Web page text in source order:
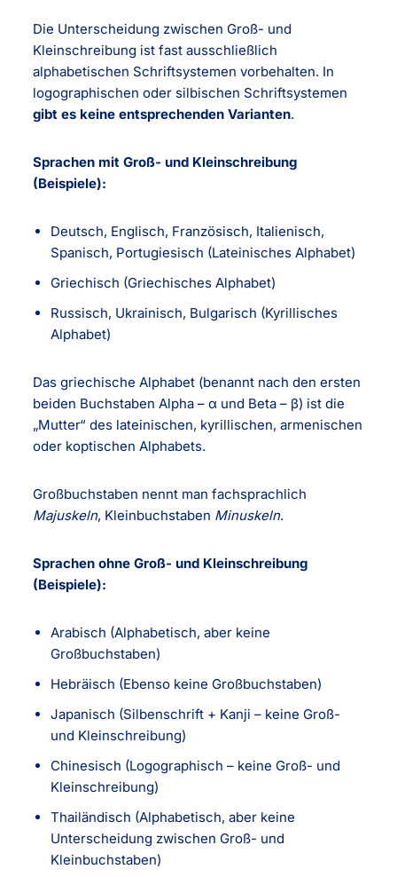
Die Unterscheidung zwischen Groß- und
Kleinschreibung ist fast ausschließlich
alphabetischen Schriftsystemen vorbehalten. In
logographischen oder silbischen Schriftsystemen
gibt es keine entsprechenden Varianten.
Sprachen mit Groß- und Kleinschreibung
(Beispiele):
Deutsch, Englisch, Französisch, Italienisch,
Spanisch, Portugiesisch (Lateinisches Alphabet)
Griechisch (Griechisches Alphabet)
Russisch, Ukrainisch, Bulgarisch (Kyrillisches
Alphabet)
Das griechische Alphabet (benannt nach den ersten
beiden Buchstaben Alpha – α und Beta – β) ist die
„Mutter“ des lateinischen, kyrillischen, armenischen
oder koptischen Alphabets.
Großbuchstaben nennt man fachsprachlich
Majuskeln, Kleinbuchstaben Minuskeln.
Sprachen ohne Groß- und Kleinschreibung
(Beispiele):
Arabisch (Alphabetisch, aber keine
Großbuchstaben)
Hebräisch (Ebenso keine Großbuchstaben)
Japanisch (Silbenschrift + Kanji – keine Groß-
und Kleinschreibung)
Chinesisch (Logographisch – keine Groß- und
Kleinschreibung)
Thailändisch (Alphabetisch, aber keine
Unterscheidung zwischen Groß- und
Kleinbuchstaben)